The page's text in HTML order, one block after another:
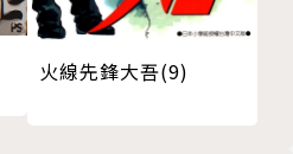
火線先鋒大吾(9)